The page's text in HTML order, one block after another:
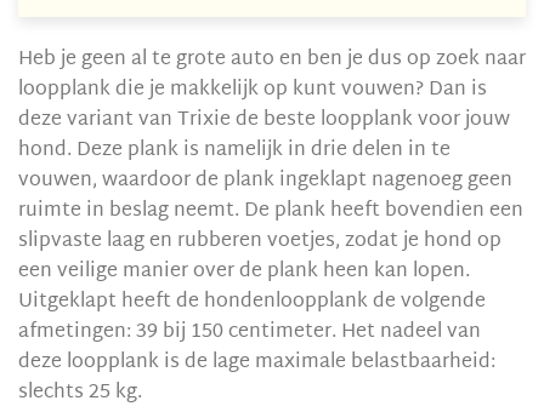
Heb je geen al te grote auto en ben je dus op zoek naar
loopplank die je makkelijk op kunt vouwen? Dan is
deze variant van Trixie de beste loopplank voor jouw
hond. Deze plank is namelijk in drie delen in te
vouwen, waardoor de plank ingeklapt nagenoeg geen
ruimte in beslag neemt. De plank heeft bovendien een
slipvaste laag en rubberen voetjes, zodat je hond op
een veilige manier over de plank heen kan lopen.
Uitgeklapt heeft de hondenloopplank de volgende
afmetingen: 39 bij 150 centimeter. Het nadeel van
deze loopplank is de lage maximale belastbaarheid:
slechts 25 kg.